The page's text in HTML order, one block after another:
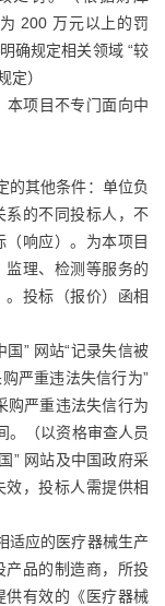
200 万元以上的罚
确规定相关领域 “较
定）
本项目不专门面向中
的其他条件：单位负
系的不同投标人，不
响应）。为本项目
理、检测等服务的
投标（报价）函相
国” 网站“记录失信被
严重违法失信行为”
购严重违法失信行为
。（以资格审查人员
” 网站及中国政府采
，投标人需提供相
适应的医疗器械生产
品的制造商，所投
供有效的《医疗器械